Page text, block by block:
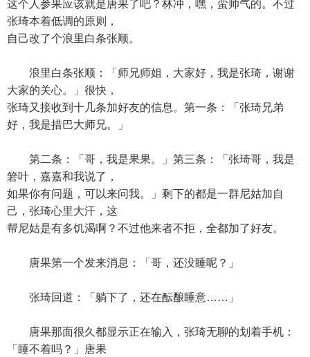
这个人参果应该就是唐果了吧？林冲，嘿，蛮帅气的。不过
张琦本着低调的原则，
自己改了个浪里白条张顺。
浪里白条张顺：「师兄师姐，大家好，我是张琦，谢谢
大家的关心。」很快，
张琦又接收到十几条加好友的信息。第一条：「张琦兄弟
好，我是措巴大师兄。」
第二条：「哥，我是果果。」第三条：「张琦哥，我是
箬叶，嘉嘉和我说了，
如果你有问题，可以来问我。」剩下的都是一群尼姑加自
己，张琦心里大汗，这
帮尼姑是有多饥渴啊？不过他来者不拒，全都加了好友。
唐果第一个发来消息：「哥，还没睡呢？」
张琦回道：「躺下了，还在酝酿睡意……」
唐果那面很久都显示正在输入，张琦无聊的划着手机：
「睡不着吗？」唐果